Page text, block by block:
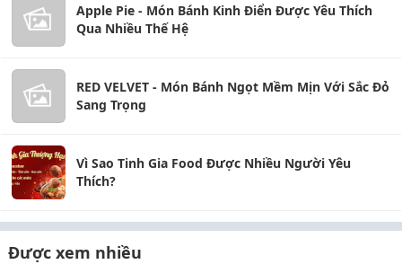
Apple Pie - Món Bánh Kinh Điển Được Yêu Thích
Qua Nhiều Thế Hệ
RED VELVET - Món Bánh Ngọt Mềm Mịn Với Sắc Đỏ
Sang Trọng
Vì Sao Tinh Gia Food Được Nhiều Người Yêu
Thích?
Được xem nhiều